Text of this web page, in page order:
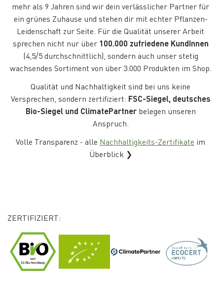
mehr als 9 Jahren sind wir dein verlässlicher Partner für
ein grünes Zuhause und stehen dir mit echter Pflanzen-
Leidenschaft zur Seite. Für die Qualität unserer Arbeit
sprechen nicht nur über 100.000 zufriedene KundInnen
(4,5/5 durchschnittlich), sondern auch unser stetig
wachsendes Sortiment von über 3.000 Produkten im Shop.
Qualität und Nachhaltigkeit sind bei uns keine
Versprechen, sondern zertifiziert: FSC-Siegel, deutsches
Bio-Siegel und ClimatePartnerbelegen unseren
Anspruch.
Volle Transparenz - alle Nachhaltigkeits-Zertifikate im
Überblick ❯
ZERTIFIZIERT: